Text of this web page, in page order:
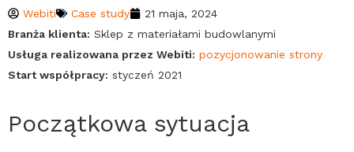
Webiti Case study
21 maja, 2024
Branża klienta: Sklep z materiałami budowlanymi
Usługa realizowana przez Webiti: pozycjonowanie strony
Start współpracy: styczeń 2021
Początkowa sytuacja